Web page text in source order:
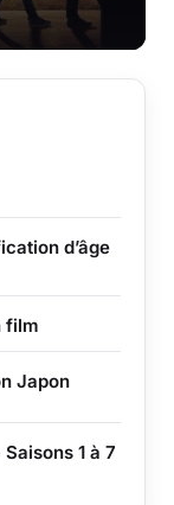
d’âge
film
Japon
1 à 7